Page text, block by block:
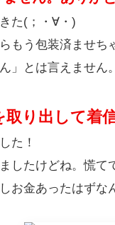
た(；・∀・)
もう包装済ませち
」とは言えません
り出して着
た！
したけどね。慌て
お金あったはず